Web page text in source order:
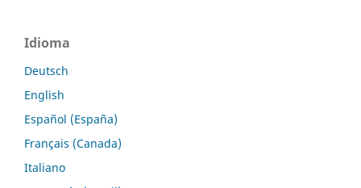
Idioma
Deutsch
English
Español (España)
Français (Canada)
Italiano